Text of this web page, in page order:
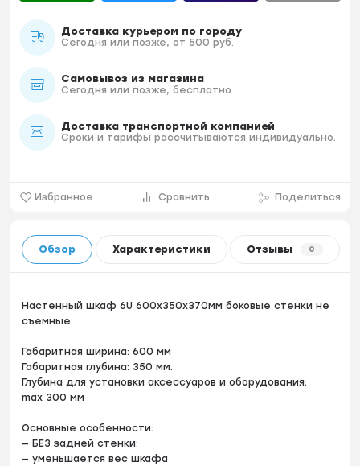
Доставка курьером по городу
Сегодня или позже, от 500 руб.
Самовывоз из магазина
Сегодня или позже, бесплатно
Доставка транспортной компанией
Сроки и тарифы рассчитываются индивидуально.
Избранное Сравнить Поделиться
Обзор Характеристики Отзывы 0
Настенный шкаф 6U 600x350x370мм боковые стенки не
съемные.
Габаритная ширина: 600 мм
Габаритная глубина: 350 мм.
Глубина для установки аксессуаров и оборудования:
max 300 мм
Основные особенности:
— БЕЗ задней стенки:
— уменьшается вес шкафа